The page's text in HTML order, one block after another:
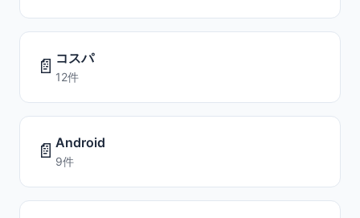
📄 コスパ
12件
📄 Android
9件